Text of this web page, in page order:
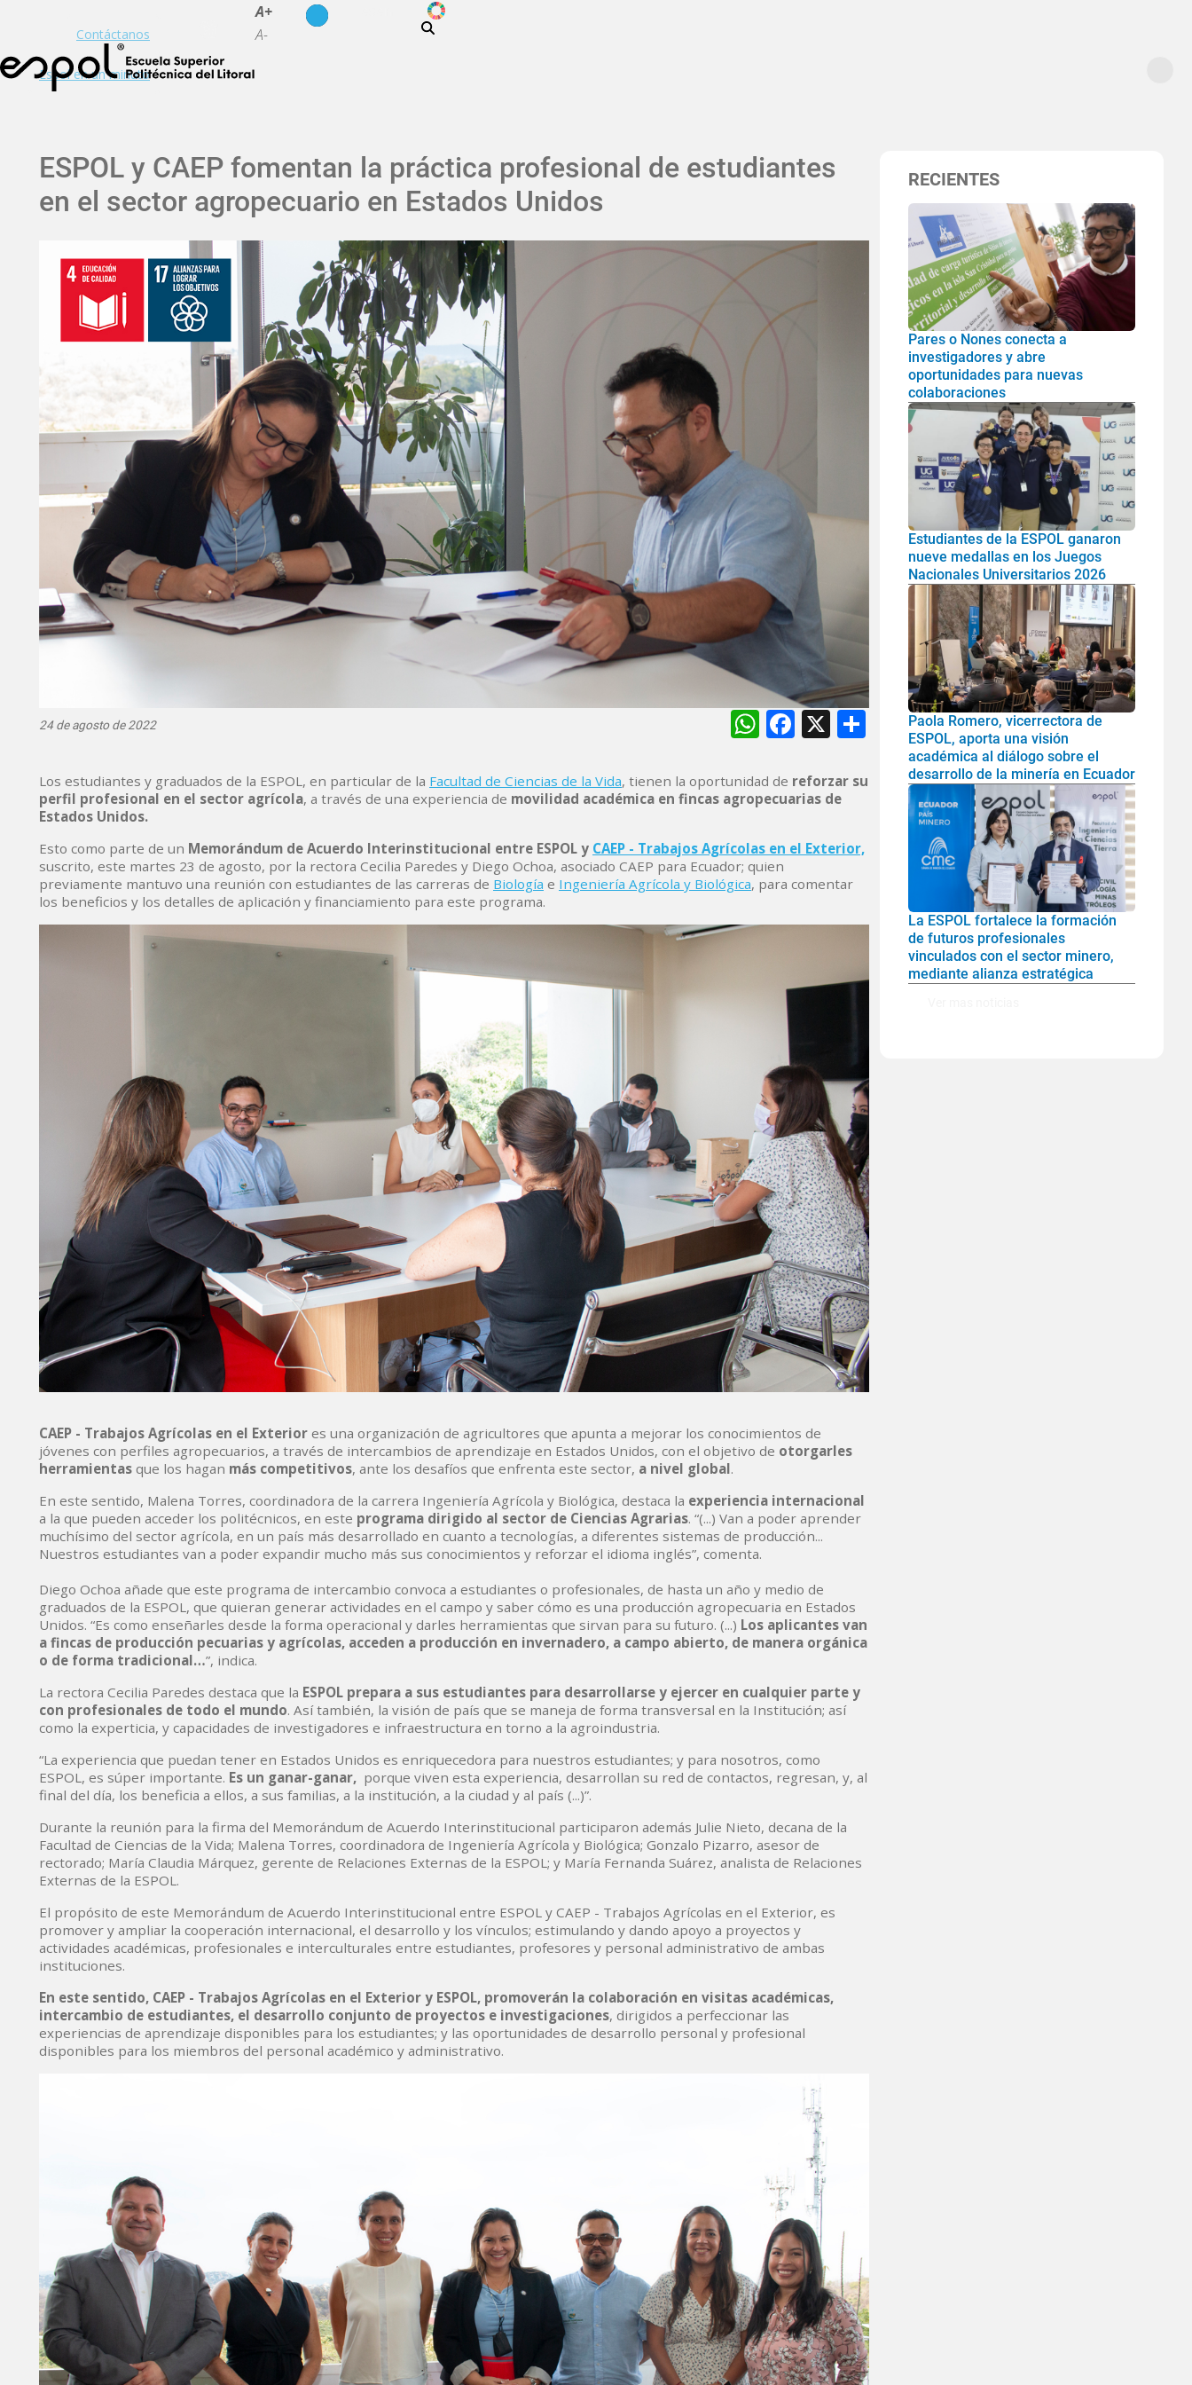
Contáctanos
Espol en un minuto
A+
A-
ODS
ESPOL y CAEP fomentan la práctica profesional de estudiantes
en el sector agropecuario en Estados Unidos
24 de agosto de 2022 WhatsApp
Facebook
X Share
Los estudiantes y graduados de la ESPOL, en particular de la Facultad de Ciencias de la Vida, tienen la oportunidad de reforzar su
perfil profesional en el sector agrícola, a través de una experiencia de movilidad académica en fincas agropecuarias de
Estados Unidos.
Esto como parte de un Memorándum de Acuerdo Interinstitucional entre ESPOL y CAEP - Trabajos Agrícolas en el Exterior,
suscrito, este martes 23 de agosto, por la rectora Cecilia Paredes y Diego Ochoa, asociado CAEP para Ecuador; quien
previamente mantuvo una reunión con estudiantes de las carreras de Biología e Ingeniería Agrícola y Biológica, para comentar
los beneficios y los detalles de aplicación y financiamiento para este programa.
CAEP - Trabajos Agrícolas en el Exterior es una organización de agricultores que apunta a mejorar los conocimientos de
jóvenes con perfiles agropecuarios, a través de intercambios de aprendizaje en Estados Unidos, con el objetivo de otorgarles
herramientas que los hagan más competitivos, ante los desafíos que enfrenta este sector, a nivel global.
En este sentido, Malena Torres, coordinadora de la carrera Ingeniería Agrícola y Biológica, destaca la experiencia internacional
a la que pueden acceder los politécnicos, en este programa dirigido al sector de Ciencias Agrarias. “(...) Van a poder aprender
muchísimo del sector agrícola, en un país más desarrollado en cuanto a tecnologías, a diferentes sistemas de producción...
Nuestros estudiantes van a poder expandir mucho más sus conocimientos y reforzar el idioma inglés”, comenta.
Diego Ochoa añade que este programa de intercambio convoca a estudiantes o profesionales, de hasta un año y medio de
graduados de la ESPOL, que quieran generar actividades en el campo y saber cómo es una producción agropecuaria en Estados
Unidos. “Es como enseñarles desde la forma operacional y darles herramientas que sirvan para su futuro. (...) Los aplicantes van
a fincas de producción pecuarias y agrícolas, acceden a producción en invernadero, a campo abierto, de manera orgánica
o de forma tradicional…”, indica.
La rectora Cecilia Paredes destaca que la ESPOL prepara a sus estudiantes para desarrollarse y ejercer en cualquier parte y
con profesionales de todo el mundo. Así también, la visión de país que se maneja de forma transversal en la Institución; así
como la experticia, y capacidades de investigadores e infraestructura en torno a la agroindustria.
“La experiencia que puedan tener en Estados Unidos es enriquecedora para nuestros estudiantes; y para nosotros, como
ESPOL, es súper importante. Es un ganar-ganar, porque viven esta experiencia, desarrollan su red de contactos, regresan, y, al
final del día, los beneficia a ellos, a sus familias, a la institución, a la ciudad y al país (...)”.
Durante la reunión para la firma del Memorándum de Acuerdo Interinstitucional participaron además Julie Nieto, decana de la
Facultad de Ciencias de la Vida; Malena Torres, coordinadora de Ingeniería Agrícola y Biológica; Gonzalo Pizarro, asesor de
rectorado; María Claudia Márquez, gerente de Relaciones Externas de la ESPOL; y María Fernanda Suárez, analista de Relaciones
Externas de la ESPOL.
El propósito de este Memorándum de Acuerdo Interinstitucional entre ESPOL y CAEP - Trabajos Agrícolas en el Exterior, es
promover y ampliar la cooperación internacional, el desarrollo y los vínculos; estimulando y dando apoyo a proyectos y
actividades académicas, profesionales e interculturales entre estudiantes, profesores y personal administrativo de ambas
instituciones.
En este sentido, CAEP - Trabajos Agrícolas en el Exterior y ESPOL, promoverán la colaboración en visitas académicas,
intercambio de estudiantes, el desarrollo conjunto de proyectos e investigaciones, dirigidos a perfeccionar las
experiencias de aprendizaje disponibles para los estudiantes; y las oportunidades de desarrollo personal y profesional
disponibles para los miembros del personal académico y administrativo.
RECIENTES
Pares o Nones conecta a
investigadores y abre
oportunidades para nuevas
colaboraciones
Estudiantes de la ESPOL ganaron
nueve medallas en los Juegos
Nacionales Universitarios 2026
Paola Romero, vicerrectora de
ESPOL, aporta una visión
académica al diálogo sobre el
desarrollo de la minería en Ecuador
La ESPOL fortalece la formación
de futuros profesionales
vinculados con el sector minero,
mediante alianza estratégica